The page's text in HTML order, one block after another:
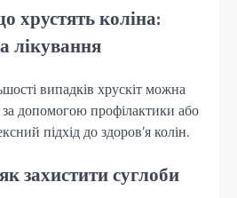
коліна:
лікування
випадків хрускіт можна
допомогою профілактики або
підхід до здоров’я колін.
захистити суглоби